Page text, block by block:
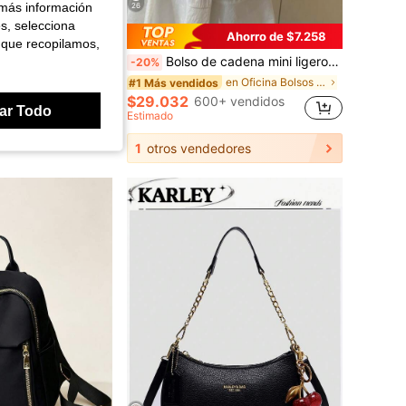
26
Ahorro de $7.258
-20% Bolso de cadena mini ligero, bolso acolchado, bolso cubo, adecuado para niñas, estudiantes universitarias y trabajadoras de oficina
#1 Más vendidos en Oficina Bolsos con asa superior para mujer
$29.032 600+ vendidos
Estimado
1 otros vendedores
información
selecciona
recopilamos,
Todo